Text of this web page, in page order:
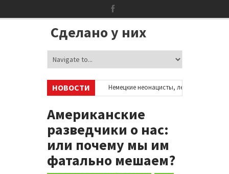
Сделано у них
НОВОСТИ
в соцсетях •
Немецкие неонацисты, летевшие на отдых в
Сотни бездомных мигрантов оккупировали аэропорт в Париже
Американские
разведчики о нас:
или почему мы им
фатально мешаем?